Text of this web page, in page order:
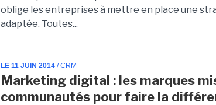
oblige les entreprises à mettre en place une
adaptée. Toutes...
LE 11 JUIN 2014 / CRM
Marketing digital : les marques
communautés pour faire la